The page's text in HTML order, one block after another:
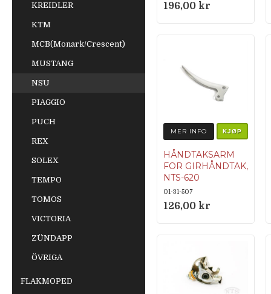
KREIDLER
KTM
MCB(Monark/Crescent)
MUSTANG
NSU
PIAGGIO
PUCH
REX
SOLEX
TEMPO
TOMOS
VICTORIA
ZÜNDAPP
ÖVRIGA
FLAKMOPED
196,00 kr
MER INFO KJØP
HÅNDTAKSARM
FOR GIRHÅNDTAK,
NTS-620
01-31-507
126,00 kr